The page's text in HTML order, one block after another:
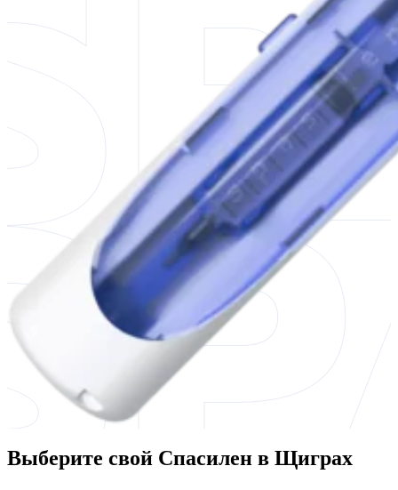
Выберите свой Спасилен в Щиграх